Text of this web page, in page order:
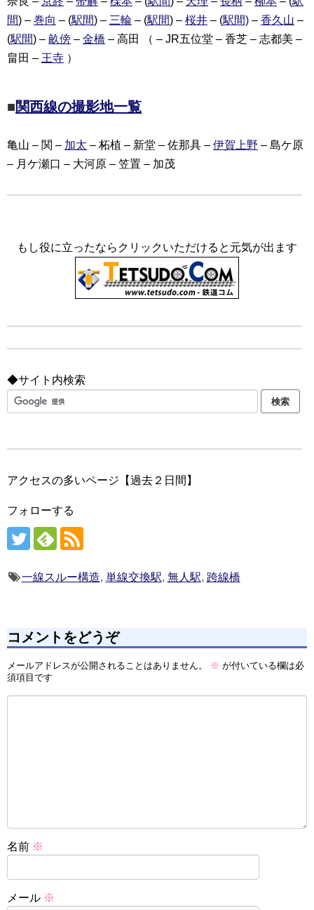
間) – 巻向 – (駅間) – 三輪 – (駅間) – 桜井 – (駅間) – 香久山 –
(駅間) – 畝傍 – 金橋 – 高田 （ – JR五位堂 – 香芝 – 志都美 –
畠田 – 王寺 ）
■関西線の撮影地一覧
亀山 – 関 – 加太 – 柘植 – 新堂 – 佐那具 – 伊賀上野 – 島ケ原
– 月ケ瀬口 – 大河原 – 笠置 – 加茂
もし役に立ったならクリックいただけると元気が出ます
◆サイト内検索
アクセスの多いページ【過去２日間】
フォローする
一線スルー構造, 単線交換駅, 無人駅, 跨線橋
コメントをどうぞ
メールアドレスが公開されることはありません。 ※ が付いている欄は必
須項目です
名前 ※
メール ※